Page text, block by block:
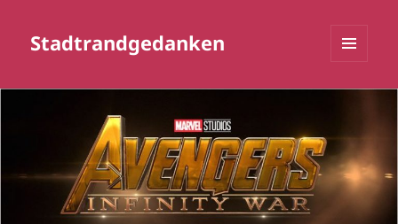
Stadtrandgedanken